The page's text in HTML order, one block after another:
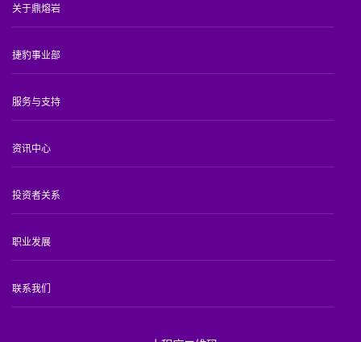
关于鼎熔岩
捷豹事业部
服务与支持
资讯中心
投资者关系
职业发展
联系我们